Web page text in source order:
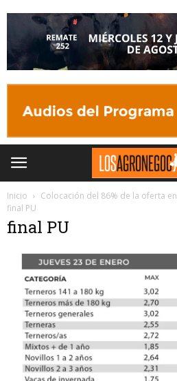
Inicio
Colocación del 86% de la oferta
final PU
final PU